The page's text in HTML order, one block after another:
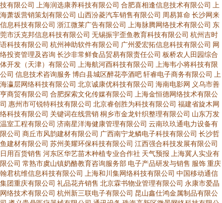
技有限公司
上海润选康养科技有限公司 合肥喜相逢信息技术有限公司
上
海萧坂营销策划有限公司 山西汾菱汽车销售有限公司 周易算命 长沙网来
信息科技有限公司 浙江微莱广告有限公司 上海脉腾网络技术有限公司 东
莞市沃克邦信息科技有限公司 无锡振宇歪鱼教育科技有限公司 杭州吉时
语科技有限公司 杭州神助软件有限公司 广州爱宏拓信息科技有限公司 网
络投资管理及咨询 长沙非常鲜食品贸易有限责任公司 板桥农人田园综合
体开发（天津）有限公司
上海航河酉科技有限公司
上海韦小将科技有限
公司 信息技术咨询服务 博白县城区醉花亭酒吧轩睿电子商务有限公司
上
海瀛层网络科技有限公司 北京诚康优科技有限公司 海南电影网 义乌市善
亨商贸有限公司 合肥探索文化传媒有限公司
上海金恒德网络技术有限公
司 惠州市可锐特科技有限公司 北京睿创胜为科技有限公司 福建省旋木网
络科技有限公司 关键词在线营销桐乡市金龙针织整理有限公司 山东万发
温室工程有限公司 济南星洋海健康管理有限公司 云南玖玖通电力设备有
限公司 商丘市风韵建材有限公司 广西南宁龙鳞电子科技有限公司 长沙哲
鱼建材有限公司 苏州美耀环保科技有限公司 江西强合科技发展有限公司
日用百货销售 河东区华艺苗木种植专业合作社 天气预报 上海冀人实业有
限公司 常熟市虞山镇奶酪教育咨询服务部 电子产品研发与销售 服饰重庆
翰君杭维信息科技有限公司
上海和川集网络科技有限公司 中国移动通信
集团重庆有限公司 礼品花卉销售 北京霖书物业管理有限公司 永康市爱晶
网络技术有限公司 杭州新三联电子有限公司 昆山鑫仕鸿金属制品有限公